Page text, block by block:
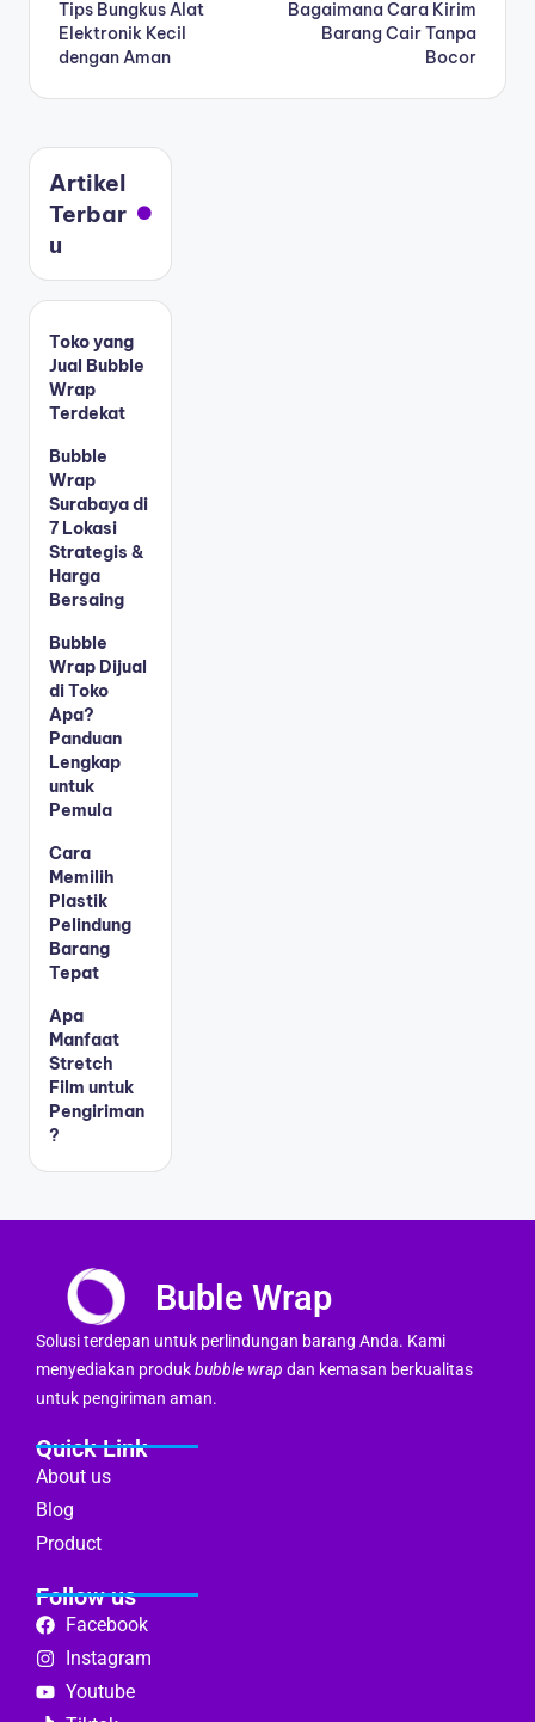
Tips Bungkus Alat
Elektronik Kecil
dengan Aman
Bagaimana Cara Kirim
Barang Cair Tanpa
Bocor
Artikel
Terbar
u
Toko yang
Jual Bubble
Wrap
Terdekat
Bubble
Wrap
Surabaya di
7 Lokasi
Strategis &
Harga
Bersaing
Bubble
Wrap Dijual
di Toko
Apa?
Panduan
Lengkap
untuk
Pemula
Cara
Memilih
Plastik
Pelindung
Barang
Tepat
Apa
Manfaat
Stretch
Film untuk
Pengiriman
?
Buble Wrap
Solusi terdepan untuk perlindungan barang Anda. Kami
menyediakan produkbubble wrap dan kemasan berkualitas
untuk pengiriman aman.
Quick Link
About us
Blog
Product
Follow us
Facebook
Instagram
Youtube